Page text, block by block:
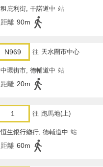
租庇利街, 干諾道中 站
距離 90m
N969 往 天水圍市中心
中環街市, 德輔道中 站
距離 20m
1 往 跑馬地(上)
恒生銀行總行, 德輔道中 站
距離 60m